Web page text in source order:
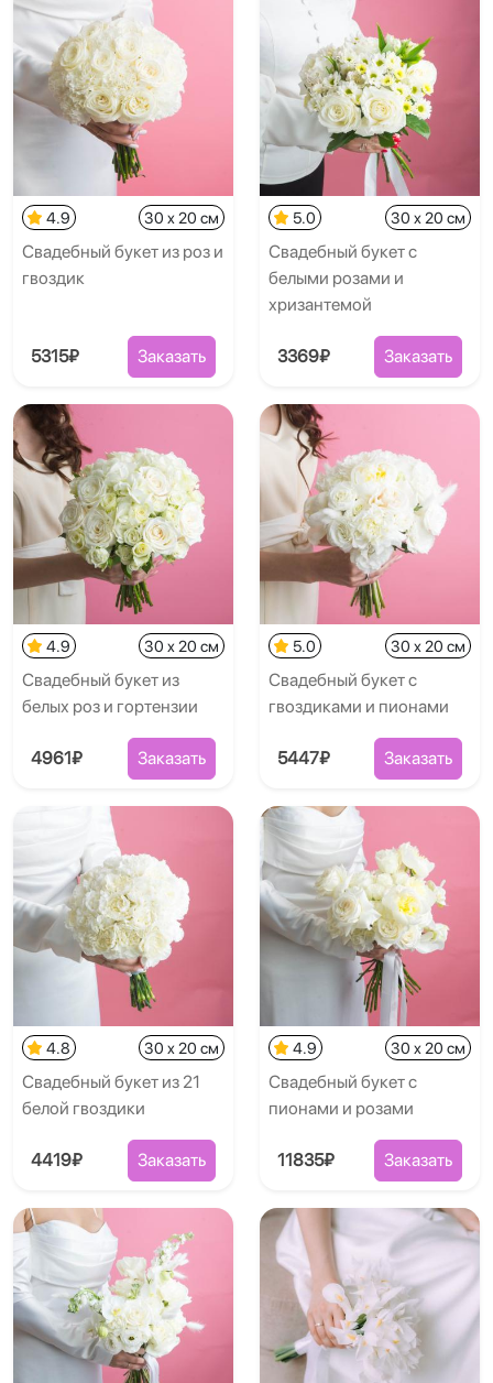
4.9 30 x 20 см
Свадебный букет из роз и
гвоздик
5315₽ Заказать
5.0 30 x 20 см
Свадебный букет с
белыми розами и
хризантемой
3369₽ Заказать
4.9 30 x 20 см
Свадебный букет из
белых роз и гортензии
4961₽ Заказать
5.0 30 x 20 см
Свадебный букет с
гвоздиками и пионами
5447₽ Заказать
4.8 30 x 20 см
Свадебный букет из 21
белой гвоздики
4419₽ Заказать
4.9 30 x 20 см
Свадебный букет с
пионами и розами
11835₽ Заказать